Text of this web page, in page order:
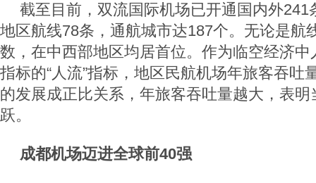
截至目前，双流国际机场已开通国内外241
地区航线78条，通航城市达187个。无论是航
数，在中西部地区均居首位。作为临空经济
指标的“人流”指标，地区民航机场年旅客吞吐
的发展成正比关系，年旅客吞吐量越大，表
跃。
成都机场迈进全球前40强